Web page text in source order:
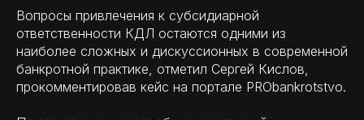
Вопросы привлечения к субсидиарной
ответственности КДЛ остаются одними из
наиболее сложных и дискуссионных в современной
банкротной практике, отметил Сергей Кислов,
прокомментировав кейс на портале PRObankrotstvo.